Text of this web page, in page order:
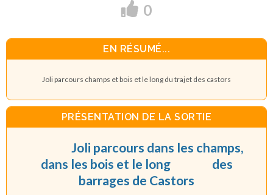
0
EN RÉSUMÉ...
Joli parcours champs et bois et le long du trajet des castors
PRÉSENTATION DE LA SORTIE
Joli parcours dans les champs,
dans les bois et le long
des
barrages de Castors